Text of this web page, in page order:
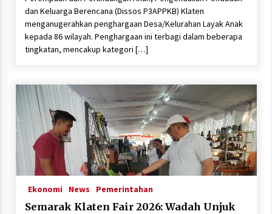
dan Keluarga Berencana (Dissos P3APPKB) Klaten
menganugerahkan penghargaan Desa/Kelurahan Layak Anak
kepada 86 wilayah. Penghargaan ini terbagi dalam beberapa
tingkatan, mencakup kategori […]
Ekonomi News Pemerintahan
Semarak Klaten Fair 2026: Wadah Unjuk